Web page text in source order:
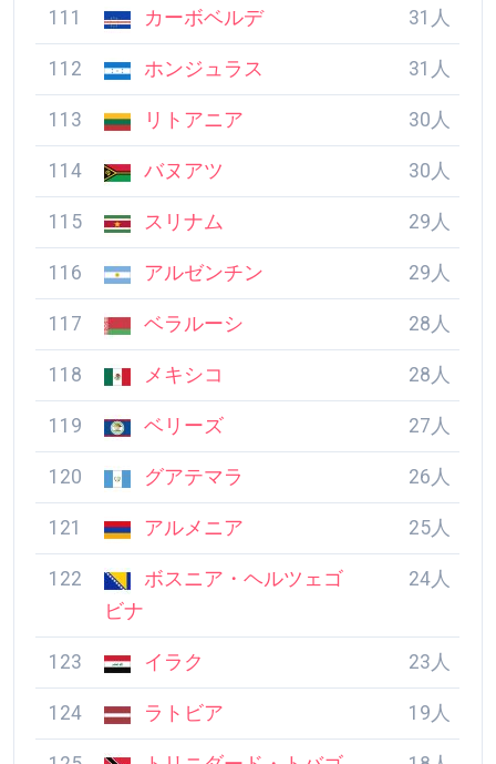
109 コモロ 35人
110 トーゴ 32人
111 カーボベルデ 31人
112 ホンジュラス 31人
113 リトアニア 30人
114 バヌアツ 30人
115 スリナム 29人
116 アルゼンチン 29人
117 ベラルーシ 28人
118 メキシコ 28人
119 ベリーズ 27人
120 グアテマラ 26人
122
ボスニア・ヘルツェ
ゴビナ
24人
123 イラク 23人